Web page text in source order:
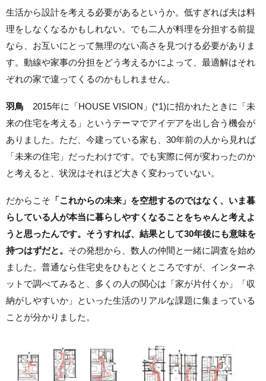
生活から設計を考える必要があるというか。低すぎれば夫は料
理をしなくなるかもしれない。でも二人が料理を分担する前提
なら、お互いにとって無理のない高さを見つける必要がありま
す。動線や家事の分担をどう考えるかによって、最適解はそれ
ぞれの家で違ってくるのかもしれません。
羽鳥 2015年に「HOUSE VISION」(*1)に招かれたときに「未
来の住宅を考える」というテーマでアイデアを出し合う機会が
ありました。ただ、今建っている家も、30年前の人から見れば
「未来の住宅」だったわけです。でも実際に何が変わったのか
と考えると、状況はそれほど大きく変わっていない。
だからこそ 「これからの未来」を空想するのではなく、いま暮
らしている人が本当に暮らしやすくなることをちゃんと考えよ
うと思ったんです。そうすれば、結果として30年後にも意味を
持つはずだと。 その発想から、数人の仲間と一緒に調査を始め
ました。普通なら住宅史をひもとくところですが、インターネ
ットで調べてみると、多くの人の関心は「家が片付くか」「収
納がしやすいか」といった生活のリアルな課題に集まっている
ことが分かりました。